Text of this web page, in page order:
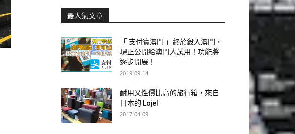
最人氣文章
「 支付寶澳門 」終於殺入澳門，
現正公開給澳門人試用！功能將
逐步開展！
2019-09-14
耐用又性價比高的旅行箱，來自
日本的 Lojel
2017-04-09